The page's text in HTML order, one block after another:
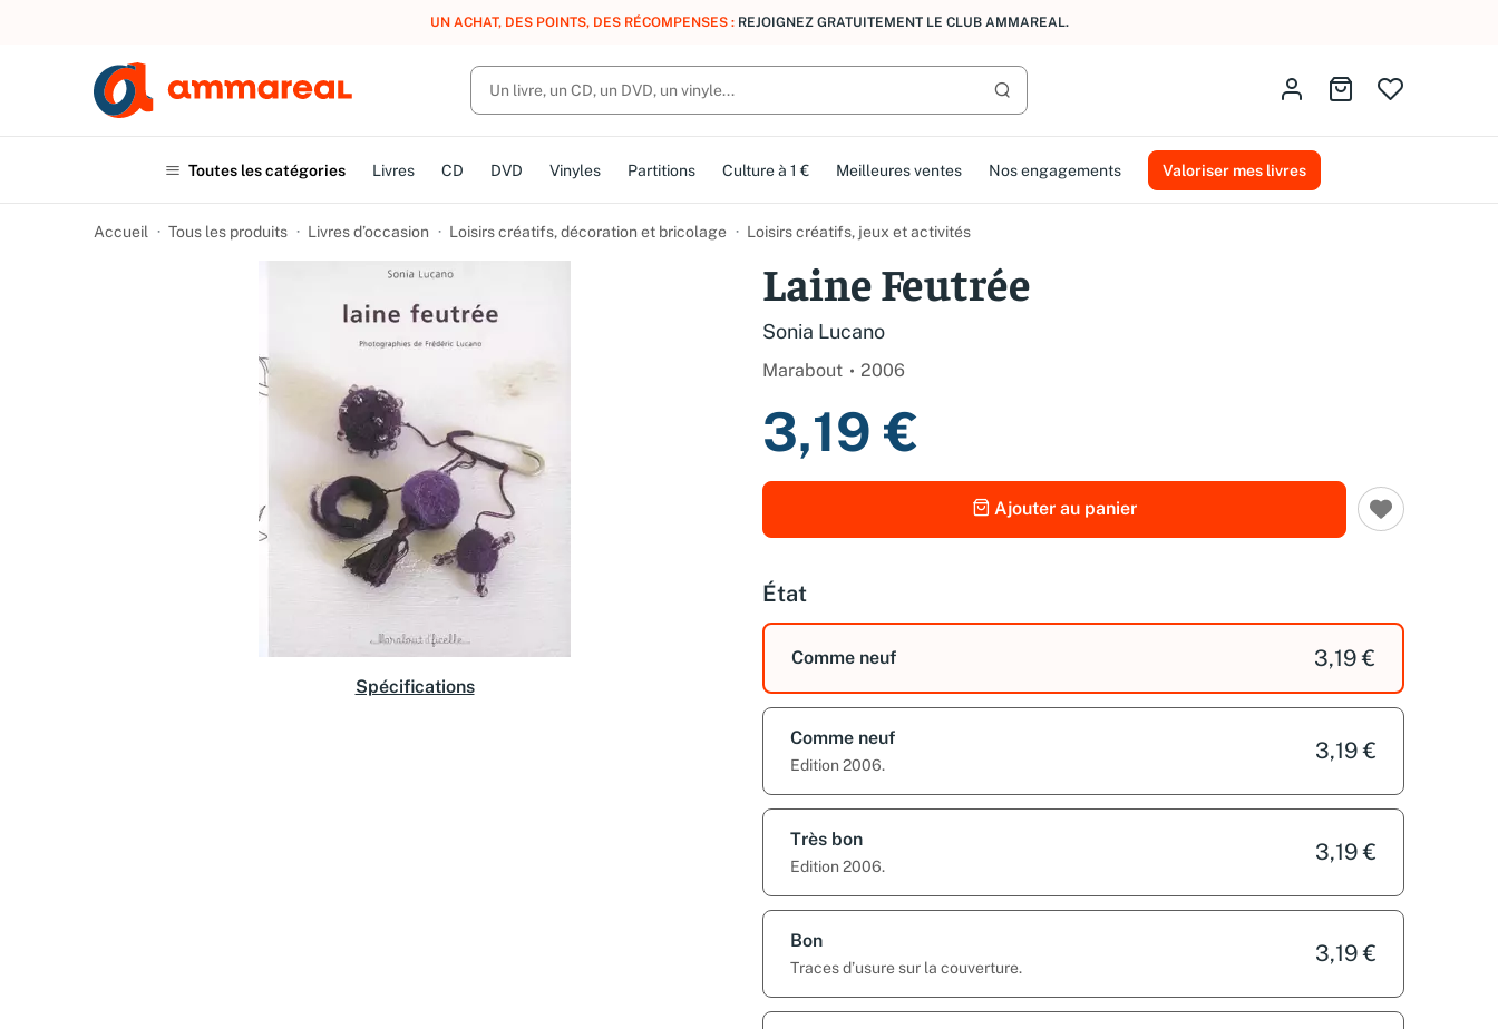
LIVRAISON GRATUITE DÈS 10 € D'ACHAT EN FRANCE MÉTROPOLITAINE AVEC MONDIAL RELAY.
Lancer la recherche
Identifiez-vousAller au panier
Toutes les catégories Livres CD DVD Vinyles Partitions Culture à 1 € Meilleures ventes Nos engagements Valoriser mes livres
Accueil Tous les produits Livres d’occasion Loisirs créatifs, décoration et bricolage Loisirs créatifs, jeux et activités
Spécifications
Laine Feutrée
Sonia Lucano
Marabout 2006
3,19 €
Ajouter au panier
État
Comme neuf 3,19 €
Comme neuf
Edition 2006.
3,19 €
Très bon
Edition 2006.
3,19 €
Bon
Traces d’usure sur la couverture.
3,19 €